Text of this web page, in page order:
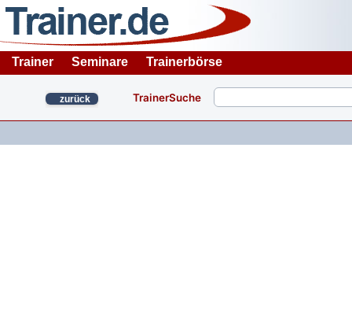
Trainer Seminare Trainerbörse
zurück TrainerSuche